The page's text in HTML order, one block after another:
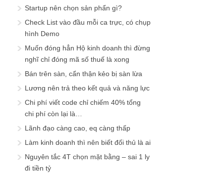
Startup nên chọn sản phẩn gì?
Check List vào đầu mỗi ca trực, có chụp
hình Demo
Muốn đóng hẳn Hộ kinh doanh thì đừng
nghĩ chỉ đóng mã số thuế là xong
Bán trên sàn, cẩn thận kẻo bị sàn lừa
Lương nên trả theo kết quả và năng lực
Chi phí viết code chỉ chiếm 40% tổng
chi phí còn lại là…
Lãnh đạo càng cao, eq càng thấp
Làm kinh doanh thì nên biết đối thủ là ai
Nguyên tắc 4T chọn mặt bằng – sai 1 ly
đi tiền tỷ